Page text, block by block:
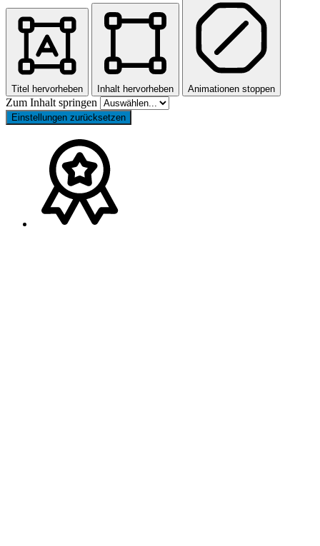
Titel hervorheben Inhalt hervorheben Animationen stoppen
Zum Inhalt springen
Einstellungen zurücksetzen